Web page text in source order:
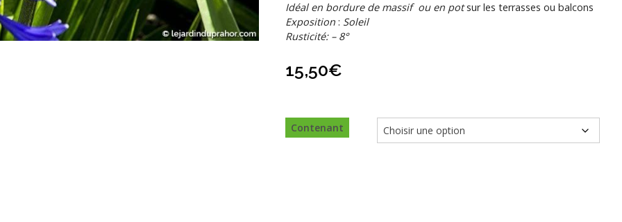
Idéal en bordure de massif ou en potsur les terrasses ou balcons
Exposition: Soleil
Rusticité: – 8°
15,50€
Contenant